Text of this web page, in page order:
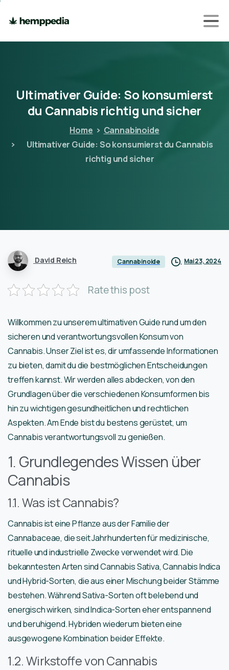
Ultimativer Guide: So konsumierst
du Cannabis richtig undsicher
Home
Cannabinoide
Ultimativer Guide: So konsumierst du Cannabis
richtig und sicher
David Reich Cannabinoide Mai 23, 2024
Rate this post
Willkommen zu unserem ultimativen Guide rund um den
sicheren und verantwortungsvollen Konsum von
Cannabis. Unser Ziel ist es, dir umfassende Informationen
zu bieten, damit du die bestmöglichen Entscheidungen
treffen kannst. Wir werden alles abdecken, von den
Grundlagen über die verschiedenen Konsumformen bis
hin zu wichtigen gesundheitlichen und rechtlichen
Aspekten. Am Ende bist du bestens gerüstet, um
Cannabis verantwortungsvoll zu genießen.
1. Grundlegendes Wissen über
Cannabis
1.1. Was ist Cannabis?
Cannabis ist eine Pflanze aus der Familie der
Cannabaceae, die seit Jahrhunderten für medizinische,
rituelle und industrielle Zwecke verwendet wird. Die
bekanntesten Arten sind Cannabis Sativa, Cannabis Indica
und Hybrid-Sorten, die aus einer Mischung beider Stämme
bestehen. Während Sativa-Sorten oft belebend und
energisch wirken, sind Indica-Sorten eher entspannend
und beruhigend. Hybriden wiederum bieten eine
ausgewogene Kombination beider Effekte.
1.2. Wirkstoffe von Cannabis